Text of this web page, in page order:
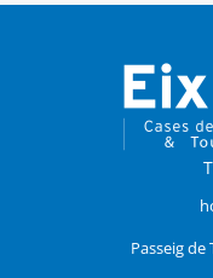
Passeig de